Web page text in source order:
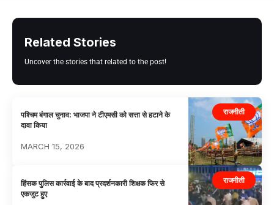
Related Stories
Uncover the stories that related to the post!
राजनीती
पश्चिम बंगाल चुनाव: भाजपा ने टीएमसी को सत्ता से हटाने के
दावा किया
MARCH 15, 2026
राजनीती
हिंसक पुलिस कार्रवाई के बाद प्रदर्शनकारी शिक्षक फिर से
एकजुट हुए